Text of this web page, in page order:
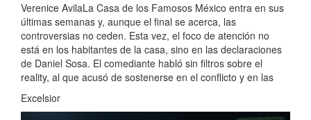
Verenice AvilaLa Casa de los Famosos México entra en sus
últimas semanas y, aunque el final se acerca, las
controversias no ceden. Esta vez, el foco de atención no
está en los habitantes de la casa, sino en las declaraciones
de Daniel Sosa. El comediante habló sin filtros sobre el
reality, al que acusó de sostenerse en el conflicto y en las
Excelsior